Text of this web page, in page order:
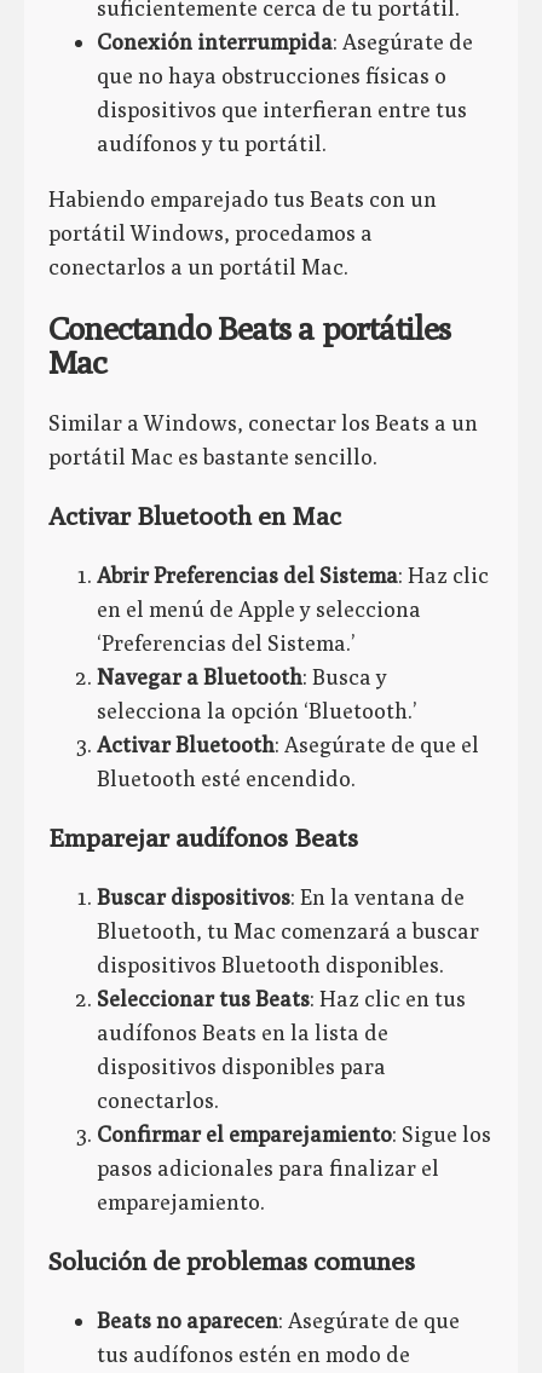
suficientemente cerca de tu portátil.
Conexión interrumpida: Asegúrate de
que no haya obstrucciones físicas o
dispositivos que interfieran entre tus
audífonos y tu portátil.
Habiendo emparejado tus Beats con un
portátil Windows, procedamos a
conectarlos a un portátil Mac.
Conectando Beats a portátiles
Mac
Similar a Windows, conectar los Beats a un
portátil Mac es bastante sencillo.
Activar Bluetooth en Mac
Abrir Preferencias del Sistema: Haz clic
en el menú de Apple y selecciona
‘Preferencias del Sistema.’
Navegar a Bluetooth: Busca y
selecciona la opción ‘Bluetooth.’
Activar Bluetooth: Asegúrate de que el
Bluetooth esté encendido.
Emparejar audífonos Beats
Buscar dispositivos: En la ventana de
Bluetooth, tu Mac comenzará a buscar
dispositivos Bluetooth disponibles.
Seleccionar tus Beats: Haz clic en tus
audífonos Beats en la lista de
dispositivos disponibles para
conectarlos.
Confirmar el emparejamiento: Sigue los
pasos adicionales para finalizar el
emparejamiento.
Solución de problemas comunes
Beats no aparecen: Asegúrate de que
tus audífonos estén en modo de